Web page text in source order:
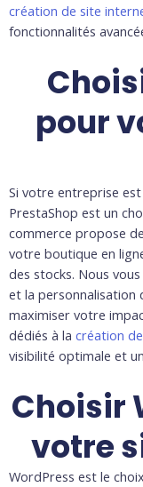
création de site
fonctionnalités
pour
Si votre entreprise
PrestaShop est un
commerce propose
votre boutique en
des stocks. Nous
et la
maximiser votre
dédiés à la création
visibilité optimale et
Choisir
votre
WordPress est le